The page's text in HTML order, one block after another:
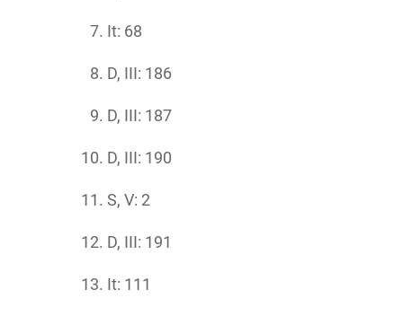
It: 68
D, III: 186
D, III: 187
D, III: 190
S, V: 2
D, III: 191
It: 111